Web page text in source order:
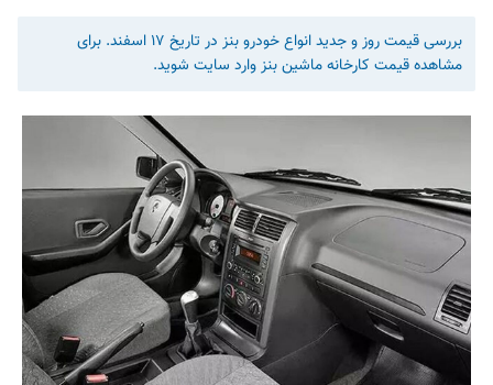
بررسی قیمت روز و جدید انواع خودرو بنز در تاریخ ۱۷ اسفند. برای
مشاهده قیمت کارخانه ماشین بنز وارد سایت شوید.